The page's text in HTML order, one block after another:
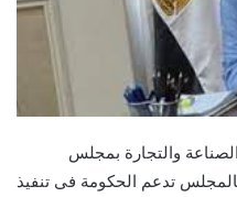
والتجارة بمجلس
تدعم الحكومة فى تنفيذ